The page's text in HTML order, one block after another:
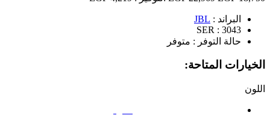
البراند : JBL
SER : 3043
حالة التوفر : متوفر
الخيارات المتاحة:
اللون